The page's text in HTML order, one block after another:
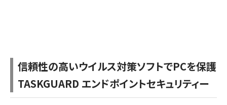
信頼性の高いウイルス対策ソフトでPCを保護
TASKGUARD エンドポイントセキュリティー